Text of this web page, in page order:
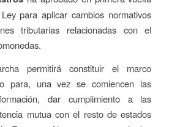
para aplicar cambios normativos
tributarias relacionadas con el
permitirá constituir el marco
para, una vez se comiencen las
dar cumplimiento a las
mutua con el resto de estados